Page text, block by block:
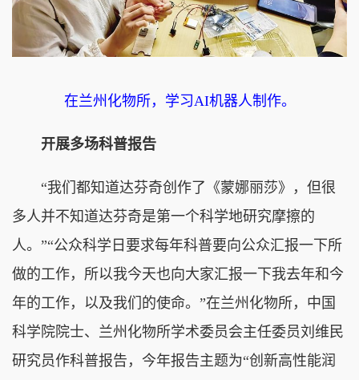
在兰州化物所，学习AI机器人制作。
开展多场科普报告
“我们都知道达芬奇创作了《蒙娜丽莎》，但很
多人并不知道达芬奇是第一个科学地研究摩擦的
人。”“公众科学日要求每年科普要向公众汇报一下所
做的工作，所以我今天也向大家汇报一下我去年和今
年的工作，以及我们的使命。”在兰州化物所，中国
科学院院士、兰州化物所学术委员会主任委员刘维民
研究员作科普报告，今年报告主题为“创新高性能润